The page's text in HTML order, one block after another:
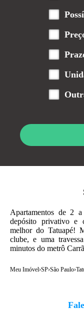
Apartamentos de 2
depósito privativo e
melhor do Tatuapé!
clube, e uma
minutos do metrô
Meu Imóvel›SP›São Paulo›